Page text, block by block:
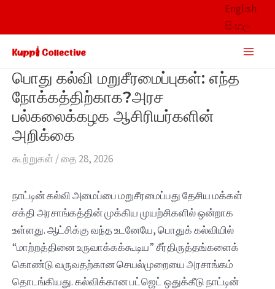
English
සිංහල
Main
பொது கல்வி மறுசீரமைப்புகள்: எந்த
நோக்கத்திற்காக?அரச‌
பல்கலைக்கழக ஆசிரியர்களின்
அறிக்கை
கூற்றுகள் /தை 28, 2026
நாட்டின் கல்வி அமைப்பை மறுசீரமைப்பது தேசிய மக்கள்
சக்தி அரசாங்கத்தின் முக்கிய முயற்சிகளில் ஒன்றாக
உள்ளது. ஆட்சிக்கு வந்த உடனேயே, பொதுக் கல்வியில்
“மாற்றத்தினை உருவாக்கக்கூடிய‌” சீர்திருத்தங்களைக்
கொண்டு வருவதற்கான செயல்முறையை அரசாங்கம்
தொடங்கியது. கல்விக்கான பட்ஜெட் ஒதுக்கீடு நாட்டின்